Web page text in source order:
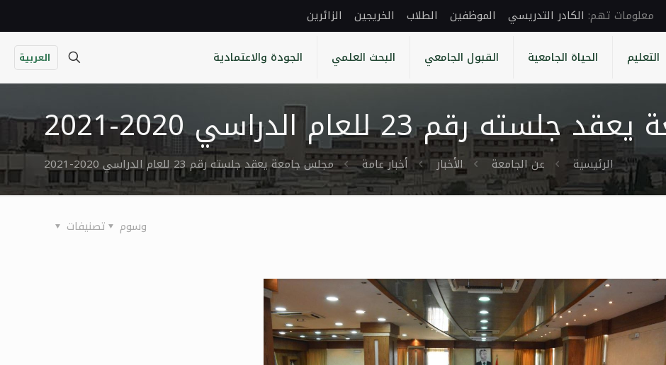
الكادر التدريسي الموظفين الطلاب الخريجين الزائرين
التعليم الحياة الجامعية القبول الجامعي البحث العلمي الجودة والاعتمادية العربية
رقم 23 للعام الدراسي 2020-2021
الرئيسية عن الجامعة الأخبار أخبار عامة مجلس جامعة يعقد جلسته رقم 23 للعام الدراسي 2020-2021
تصنيفات وسوم